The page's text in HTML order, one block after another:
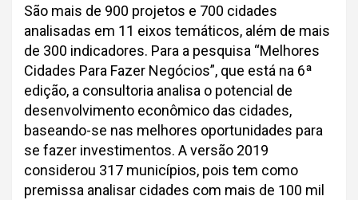
São mais de 900 projetos e 700 cidades
analisadas em 11 eixos temáticos, além de mais
de 300 indicadores. Para a pesquisa “Melhores
Cidades Para Fazer Negócios”, que está na 6ª
edição, a consultoria analisa o potencial de
desenvolvimento econômico das cidades,
baseando-se nas melhores oportunidades para
se fazer investimentos. A versão 2019
considerou 317 municípios, pois tem como
premissa analisar cidades com mais de 100 mil